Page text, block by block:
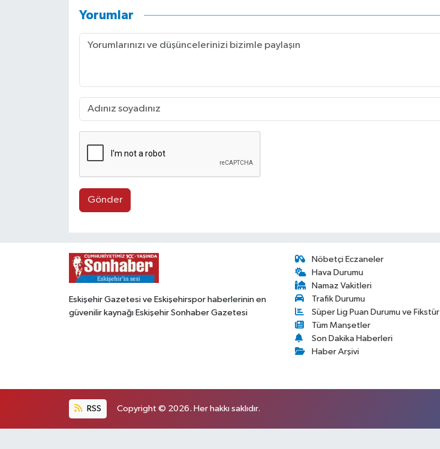
Yorumlar
Gönder
Eskişehir Gazetesi ve Eskişehirspor haberlerinin en
güvenilir kaynağı Eskişehir Sonhaber Gazetesi
Nöbetçi Eczaneler
Hava Durumu
Namaz Vakitleri
Trafik Durumu
Süper Lig Puan Durumu ve Fikstür
Tüm Manşetler
Son Dakika Haberleri
Haber Arşivi
RSS Copyright © 2026. Her hakkı saklıdır.